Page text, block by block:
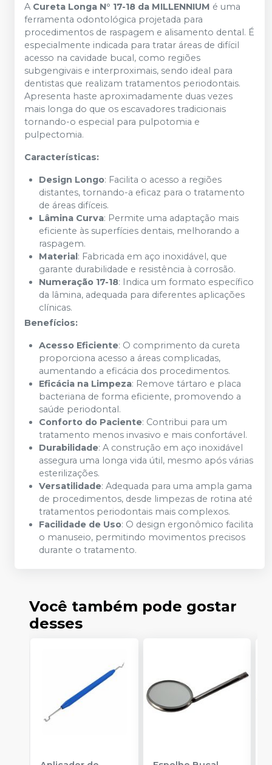
A Cureta Longa N° 17-18 da MILLENNIUM é uma
ferramenta odontológica projetada para
procedimentos de raspagem e alisamento dental. É
especialmente indicada para tratar áreas de difícil
acesso na cavidade bucal, como regiões
subgengivais e interproximais, sendo ideal para
dentistas que realizam tratamentos periodontais.
Apresenta haste aproximadamente duas vezes
mais longa do que os escavadores tradicionais
tornando-o especial para pulpotomia e
pulpectomia.
Características:
Design Longo: Facilita o acesso a regiões
distantes, tornando-a eficaz para o tratamento
de áreas difíceis.
Lâmina Curva: Permite uma adaptação mais
eficiente às superfícies dentais, melhorando a
raspagem.
Material: Fabricada em aço inoxidável, que
garante durabilidade e resistência à corrosão.
Numeração 17-18: Indica um formato específico
da lâmina, adequada para diferentes aplicações
clínicas.
Benefícios:
Acesso Eficiente: O comprimento da cureta
proporciona acesso a áreas complicadas,
aumentando a eficácia dos procedimentos.
Eficácia na Limpeza: Remove tártaro e placa
bacteriana de forma eficiente, promovendo a
saúde periodontal.
Conforto do Paciente: Contribui para um
tratamento menos invasivo e mais confortável.
Durabilidade: A construção em aço inoxidável
assegura uma longa vida útil, mesmo após várias
esterilizações.
Versatilidade: Adequada para uma ampla gama
de procedimentos, desde limpezas de rotina até
tratamentos periodontais mais complexos.
Facilidade de Uso: O design ergonômico facilita
o manuseio, permitindo movimentos precisos
durante o tratamento.
Você também pode gostar
desses